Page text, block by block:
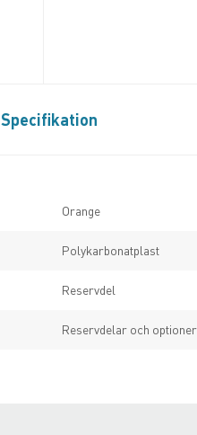
Specifikation
Orange
Polykarbonatplast
Reservdel
Reservdelar och optioner